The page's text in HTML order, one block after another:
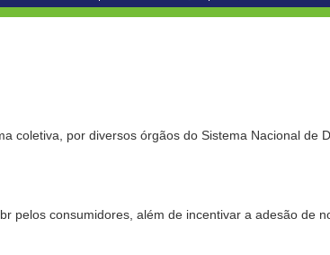
coletiva, por diversos órgãos do Sistema Nacional de
pelos consumidores, além de incentivar a adesão de